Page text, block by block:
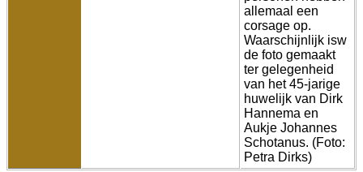
allemaal een
corsage op.
Waarschijnlijk isw
de foto gemaakt
ter gelegenheid
van het 45-jarige
huwelijk van Dirk
Hannema en
Aukje Johannes
Schotanus. (Foto:
Petra Dirks)